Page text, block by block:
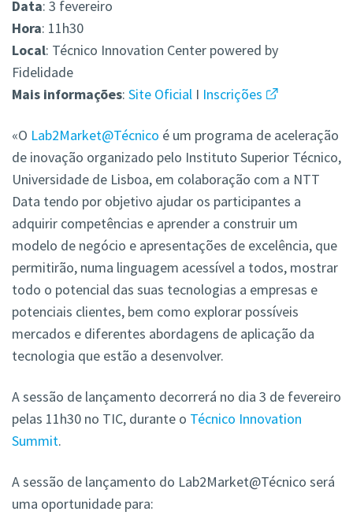
Data: 3 fevereiro
Hora: 11h30
Local: Técnico Innovation Center powered by
Fidelidade
Mais informações: Site Oficial I Inscrições
«O Lab2Market@Técnico é um programa de aceleração
de inovação organizado pelo Instituto Superior Técnico,
Universidade de Lisboa, em colaboração com a NTT
Data tendo por objetivo ajudar os participantes a
adquirir competências e aprender a construir um
modelo de negócio e apresentações de excelência, que
permitirão, numa linguagem acessível a todos, mostrar
todo o potencial das suas tecnologias a empresas e
potenciais clientes, bem como explorar possíveis
mercados e diferentes abordagens de aplicação da
tecnologia que estão a desenvolver.
A sessão de lançamento decorrerá no dia 3 de fevereiro
pelas 11h30 no TIC, durante o Técnico Innovation
Summit.
A sessão de lançamento do Lab2Market@Técnico será
uma oportunidade para: